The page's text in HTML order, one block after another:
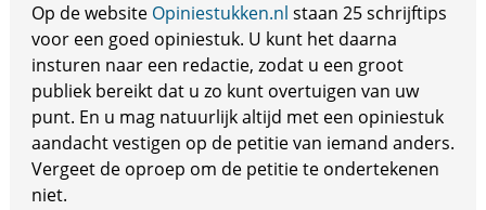
Op de website Opiniestukken.nl staan 25 schrijftips
voor een goed opiniestuk. U kunt het daarna
insturen naar een redactie, zodat u een groot
publiek bereikt dat u zo kunt overtuigen van uw
punt. En u mag natuurlijk altijd met een opiniestuk
aandacht vestigen op de petitie van iemand anders.
Vergeet de oproep om de petitie te ondertekenen
niet.